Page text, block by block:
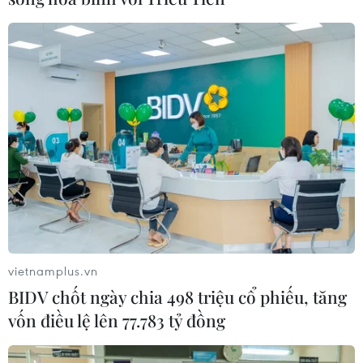
Dòng vốn FDI vào Quảng Ninh
chuyển dịch tích cực về chất lượng
05/08/2026 07:40
Xem thêm
CƠ QUAN CHỦ QUẢN: THÔNG TẤN XÃ VIỆT NAM
Tổng Biên tập: TRẦN TIẾN DUẨN
Phó Tổng Biên tập: NGUYỄN THỊ TÁM, KHÚC THANH
THỦY
vietnamplus.vn
BIDV chốt ngày chia 498 triệu cổ phiếu, tăng
vốn điều lệ lên 77.783 tỷ đồng